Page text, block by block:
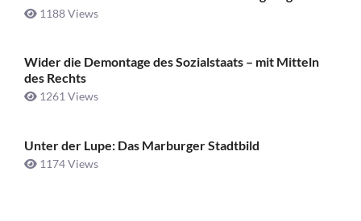
1188 Views
Wider die Demontage des Sozialstaats – mit Mitteln
des Rechts
1261 Views
Unter der Lupe: Das Marburger Stadtbild
1174 Views